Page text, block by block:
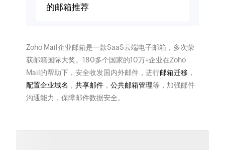
的邮箱推荐
Zoho Mail企业邮箱是一款SaaS云端电子邮箱，多次荣
获邮箱国际大奖。180多个国家的10万+企业在Zoho
Mail的帮助下，安全收发国内外邮件，进行邮箱迁移 ，
配置企业域名 ， 共享邮件， 公共邮箱管理等，加强邮件
沟通能力，保障邮件数据安全。